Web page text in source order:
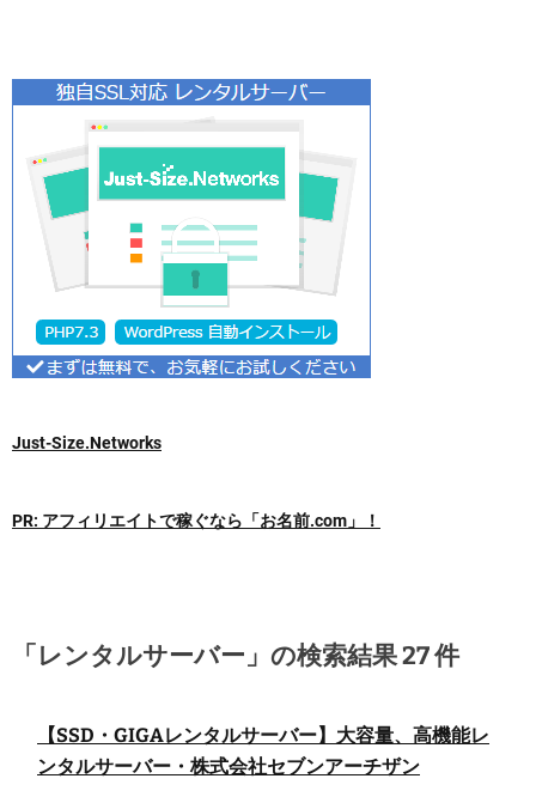
Just-Size.Networks
PR: アフィリエイトで稼ぐなら「お名前.com」！
「レンタルサーバー」の検索結果 27 件
【SSD・GIGAレンタルサーバー】大容量、高機能レ
ンタルサーバー・株式会社セブンアーチザン